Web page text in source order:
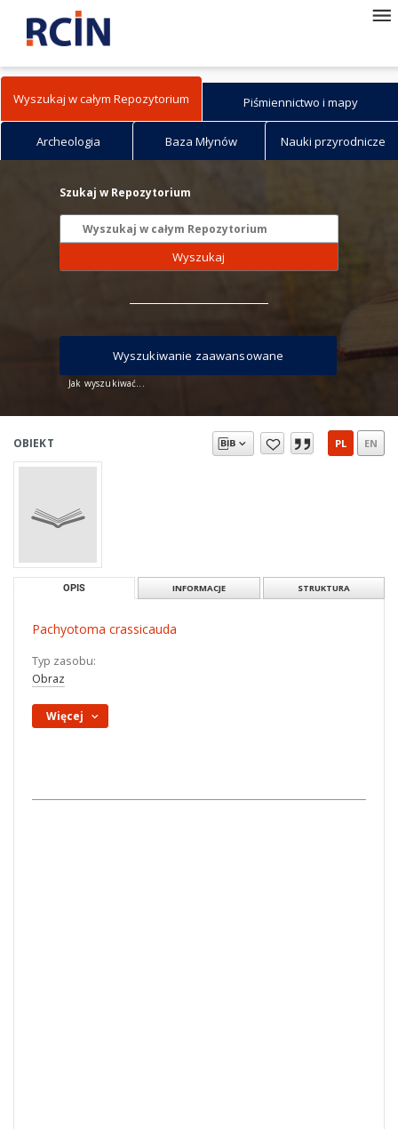
Wyszukaj w całym Repozytorium Piśmiennictwo i mapy
Archeologia Baza Młynów Nauki przyrodnicze
Szukaj w Repozytorium
Wyszukaj
Jak wyszukiwać...
Wyszukiwanie zaawansowane
OBIEKT PL EN
OPIS INFORMACJE STRUKTURA
Pachyotoma crassicauda
Typ zasobu:
Obraz
Więcej